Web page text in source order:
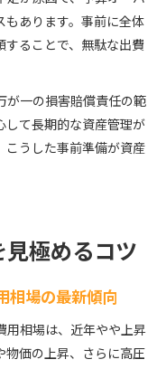
もあります。事前に全体
することで、無駄な出費
が一の損害賠償責任の範
して長期的な資産管理が
こうした事前準備が資産
極めるコツ
相場の最新傾向
用相場は、近年やや上昇
物価の上昇、さらに高圧